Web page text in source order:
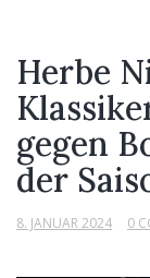
Herbe
gegen
der
8. JANUAR 2024 0